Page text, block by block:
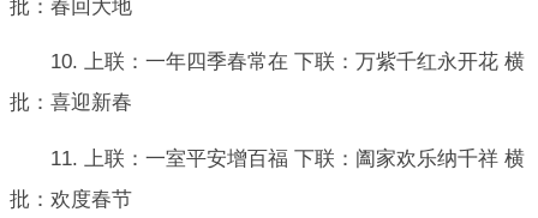
批：春回大地
10. 上联：一年四季春常在 下联：万紫千红永开花 横
批：喜迎新春
11. 上联：一室平安增百福 下联：阖家欢乐纳千祥 横
批：欢度春节